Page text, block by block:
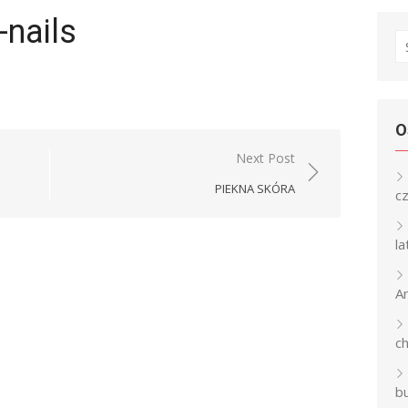
Next Post
PIEKNA SKÓRA